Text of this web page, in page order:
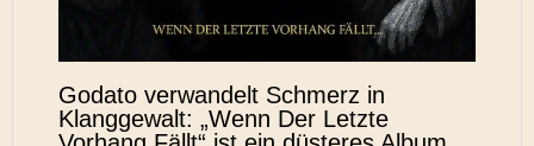
Godato verwandelt Schmerz in
Klanggewalt: „Wenn Der Letzte